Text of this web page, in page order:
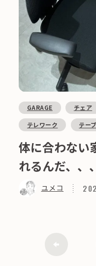
GARAGE チェア
テレワーク テー
体に合わない
れるんだ、、
ユメコ